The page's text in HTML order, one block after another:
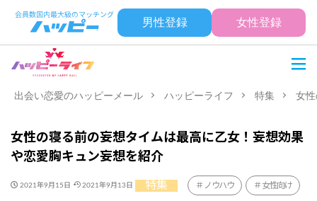
男性登録 女性登録
出会い恋愛のハッピーメール ハッピーライフ 特集 女
女性の寝る前の妄想タイムは最高に乙女！妄想効果
や恋愛胸キュン妄想を紹介
2021年9月15日 2021年9月13日 特集 ノウハウ 女性向け